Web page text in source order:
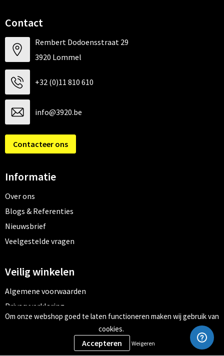
Contact
Rembert Dodoensstraat 29
3920 Lommel
+32 (0)11 810 610
info@3920.be
Contacteer ons
Informatie
Over ons
Blogs & Referenties
Nieuwsbrief
Veelgestelde vragen
Veilig winkelen
Algemene voorwaarden
Privacyverklaring
Cookiebeleid
Om onze webshop goed te laten functioneren maken wij gebruik van
cookies.
Weigeren